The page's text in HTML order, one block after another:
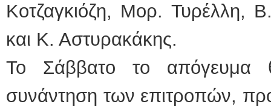
Κοτζαγκιόζη, Μορ. Τυρέλλη,
και Κ. Αστυρακάκης.
Το Σάββατο το απόγευμα
συνάντηση των επιτροπών,